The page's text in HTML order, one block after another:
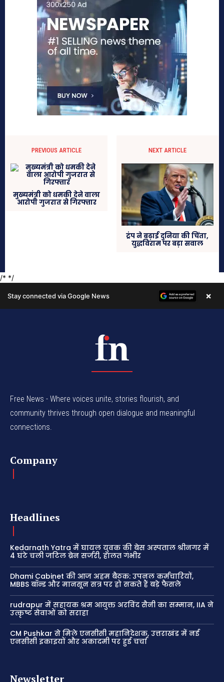
Free News - Where voices unite, stories flourish, and
community thrives through open dialogue and meaningful
connections.
Company
Headlines
Kedarnath Yatra में घायल युवक की बेस अस्पताल श्रीनगर में
4 घंटे चली जटिल ब्रेन सर्जरी, हालत गंभीर
Dhami Cabinet की आज अहम बैठक: उपनल कर्मचारियों,
MBBS बॉन्ड और मानसून सत्र पर हो सकते हैं बड़े फैसले
rudrapur में सहायक श्रम आयुक्त अरविंद सैनी का सम्मान, IIA ने
उत्कृष्ट सेवाओं को सराहा
CM Pushkar से मिले एनसीसी महानिदेशक, उत्तराखंड में नई
एनसीसी इकाइयों और अकादमी पर हुई चर्चा
Newsletter